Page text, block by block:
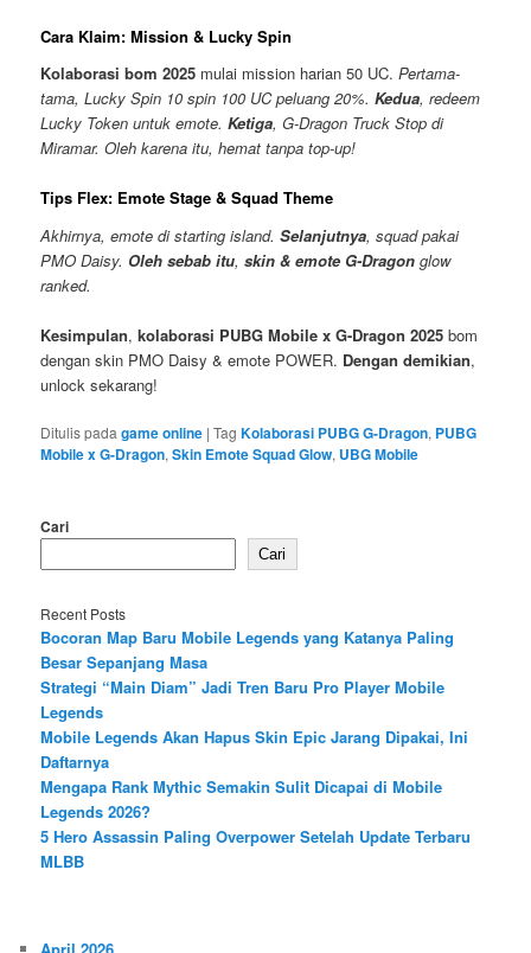
Cara Klaim: Mission & Lucky Spin
Kolaborasi bom 2025 mulai mission harian 50 UC.Pertama-
tama, Lucky Spin 10 spin 100 UC peluang 20%.Kedua, redeem
Lucky Token untuk emote.Ketiga, G-Dragon Truck Stop di
Miramar. Oleh karena itu, hemat tanpa top-up!
Tips Flex: Emote Stage & Squad Theme
Akhirnya, emote di starting island.Selanjutnya, squad pakai
PMO Daisy. Oleh sebab itu,skin & emote G-Dragon glow
ranked.
Kesimpulan,kolaborasi PUBG Mobile x G-Dragon 2025 bom
dengan skin PMO Daisy & emote POWER. Dengan demikian,
unlock sekarang!
Ditulis pada game online |Tag Kolaborasi PUBG G-Dragon, PUBG
Mobile x G-Dragon,Skin Emote Squad Glow, UBG Mobile
Cari
Cari
Recent Posts
Bocoran Map Baru Mobile Legends yang Katanya Paling
Besar Sepanjang Masa
Strategi “Main Diam” Jadi Tren Baru Pro Player Mobile
Legends
Mobile Legends Akan Hapus Skin Epic Jarang Dipakai, Ini
Daftarnya
Mengapa Rank Mythic Semakin Sulit Dicapai di Mobile
Legends 2026?
5 Hero Assassin Paling Overpower Setelah Update Terbaru
MLBB
April 2026